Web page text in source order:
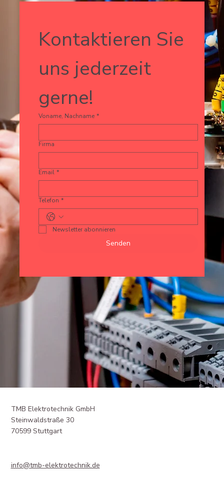
Kontaktieren Sie
uns jederzeit
gerne!
Voname, Nachname *
Firma
Email *
Telefon *
Newsletter abonnieren
Senden
TMB Elektrotechnik GmbH
Steinwaldstraße 30
70599 Stuttgart
info@tmb-elektrotechnik.de